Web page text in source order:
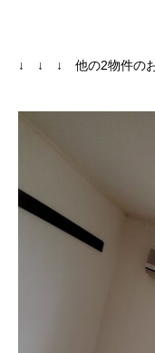
↓ ↓ ↓ 他の2物件の